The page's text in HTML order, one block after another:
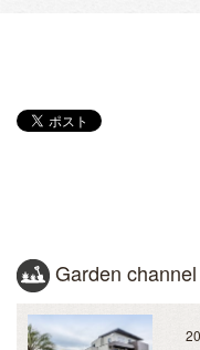
Garden channel